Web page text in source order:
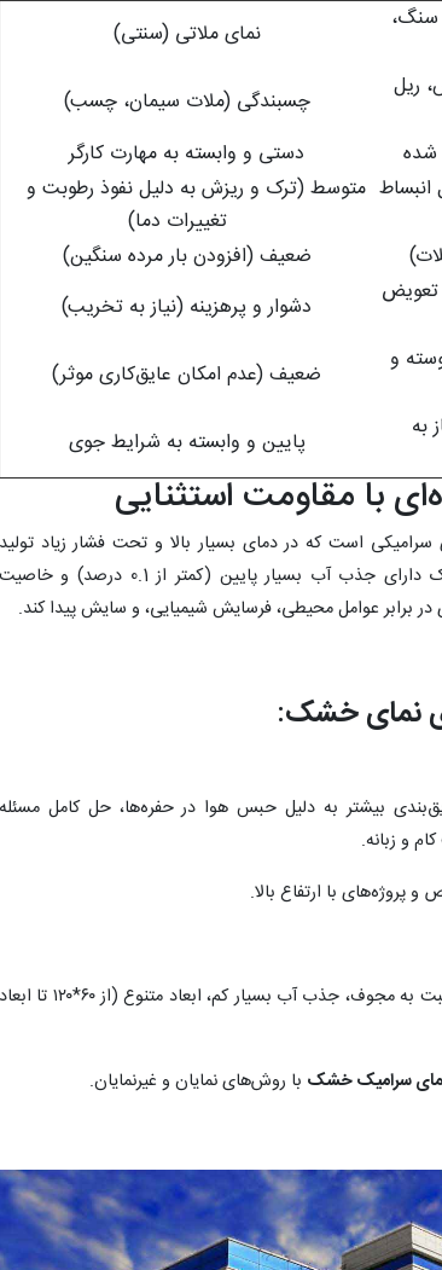
نمای ملاتی (سنتی)
سنگ،
چسبندگی (ملات سیمان، چسب)
ریل
دستی و وابسته به مهارت کارگر
شده
انبساط
ضعیف (افزودن بار مرده سنگین)
دشوار و پرهزینه (نیاز به تخریب)
تعویض
ضعیف (عدم امکان عایق‌کاری موثر)
و
پایین و وابسته به شرایط جوی
به
با مقاومت استثنایی
سرامیکی است که در دمای بسیار بالا و تحت فشار زیاد تولید
می‌شود. این فرآیند باعث می‌شود سرامیک دارای جذب آب بسیار پایین (کمتر از 0.1 درصد) و خاصیت
برابر عوامل محیطی، فرسایش شیمیایی، و سایش پیدا کند.
نمای خشک:
بیشتر به دلیل حبس هوا در حفره‌ها، حل کامل مسئله
و زبانه.
پروژه‌های با ارتفاع بالا.
قیمت مقرون‌به‌صرفه‌تر نسبت به مجوف، جذب آب بسیار کم، ابعاد متنوع (از ۶۰*۱۲۰ تا ابعاد
سرامیک خشک با روش‌های نمایان و غیرنمایان.